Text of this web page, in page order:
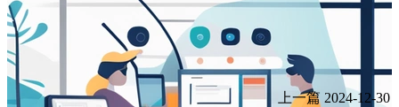
上一篇 2024-12-30